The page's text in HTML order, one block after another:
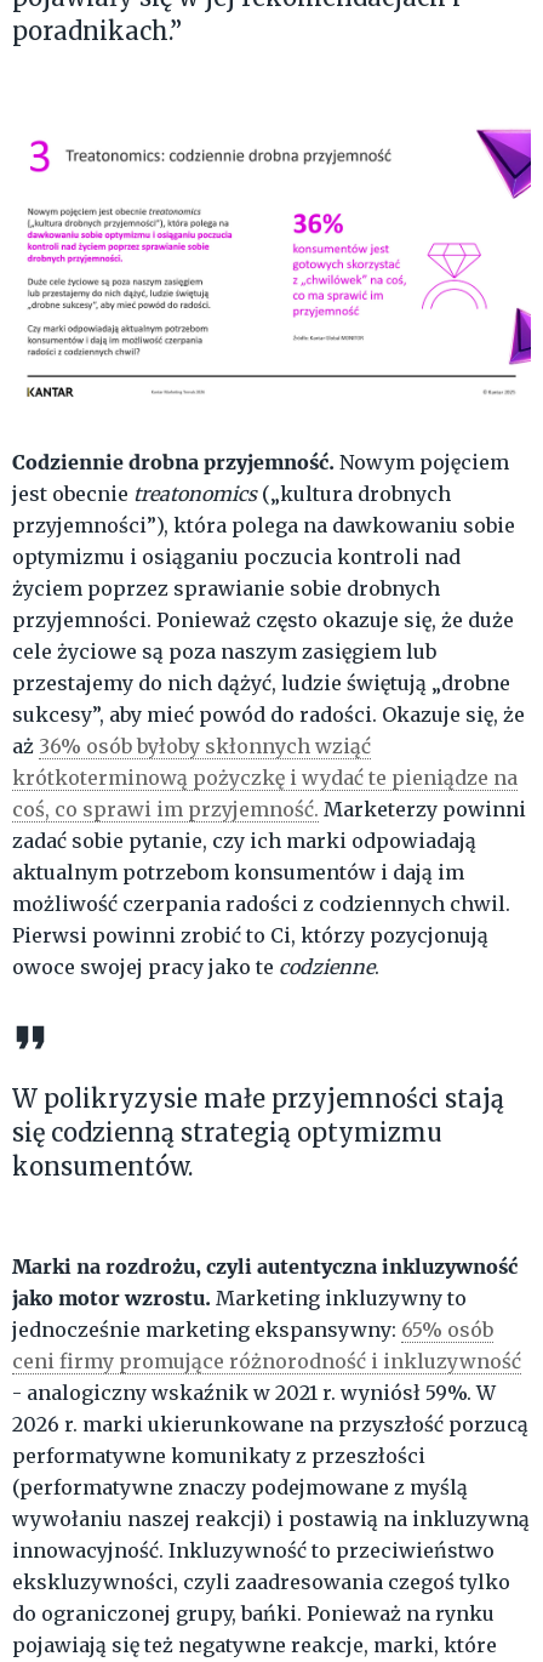
poradnikach.”
Codziennie drobna przyjemność. Nowym pojęciem
jest obecnie treatonomics(„kultura drobnych
przyjemności”), która polega na dawkowaniu sobie
optymizmu i osiąganiu poczucia kontroli nad
życiem poprzez sprawianie sobie drobnych
przyjemności. Ponieważ często okazuje się, że duże
cele życiowe są poza naszym zasięgiem lub
przestajemy do nich dążyć, ludzie świętują „drobne
sukcesy”, aby mieć powód do radości. Okazuje się, że
aż 36% osób byłoby skłonnych wziąć
krótkoterminową pożyczkę i wydać te pieniądze na
coś, co sprawi im przyjemność. Marketerzy powinni
zadać sobie pytanie, czy ich marki odpowiadają
aktualnym potrzebom konsumentów i dają im
możliwość czerpania radości z codziennych chwil.
Pierwsi powinni zrobić to Ci, którzy pozycjonują
owoce swojej pracy jako te codzienne.
W polikryzysie małe przyjemności stają
się codzienną strategią optymizmu
konsumentów.
Marki na rozdrożu, czyli autentyczna inkluzywność
jako motor wzrostu. Marketing inkluzywny to
jednocześnie marketing ekspansywny: 65% osób
ceni firmy promujące różnorodność i inkluzywność
- analogiczny wskaźnik w 2021 r. wyniósł 59%. W
2026 r. marki ukierunkowane na przyszłość porzucą
performatywne komunikaty z przeszłości
(performatywne znaczy podejmowane z myślą
wywołaniu naszej reakcji) i postawią na inkluzywną
innowacyjność. Inkluzywność to przeciwieństwo
ekskluzywności, czyli zaadresowania czegoś tylko
do ograniczonej grupy, bańki. Ponieważ na rynku
pojawiają się też negatywne reakcje, marki, które